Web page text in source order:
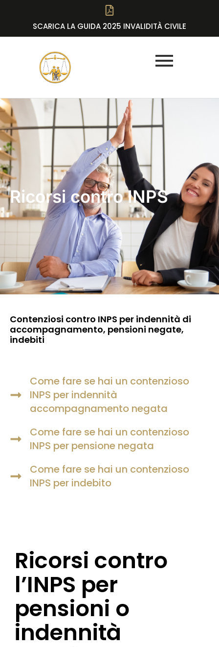
SCARICA LA GUIDA 2025 INVALIDITÀ CIVILE
Ricorsi contro INPS
Contenziosi contro INPS per indennità di
accompagnamento, pensioni negate,
indebiti
Come fare se hai un contenzioso
INPS per indennità
accompagnamento negata
Come fare se hai un contenzioso
INPS per pensione negata
Come fare se hai un contenzioso
INPS per indebito
Ricorsi contro
l’INPS per
pensioni o
indennità